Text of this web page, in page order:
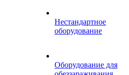
Нестандартное
оборудование
Оборудование для